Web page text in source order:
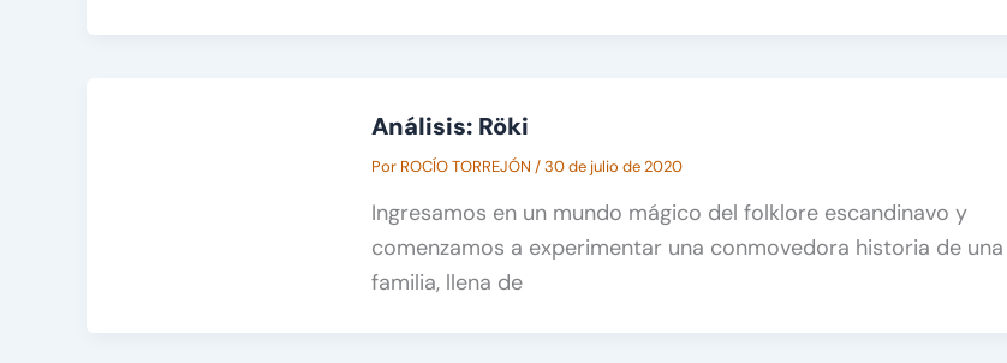
Análisis: Röki
Por ROCÍO TORREJÓN /30 de julio de 2020
Ingresamos en un mundo mágico del folklore escandinavo y
comenzamos a experimentar una conmovedora historia de una
familia, llena de